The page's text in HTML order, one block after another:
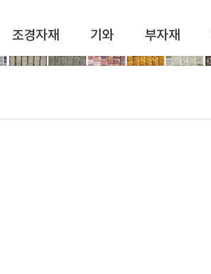
조경자재 기와 부자재